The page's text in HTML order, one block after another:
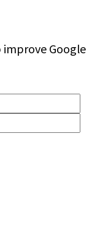
Google